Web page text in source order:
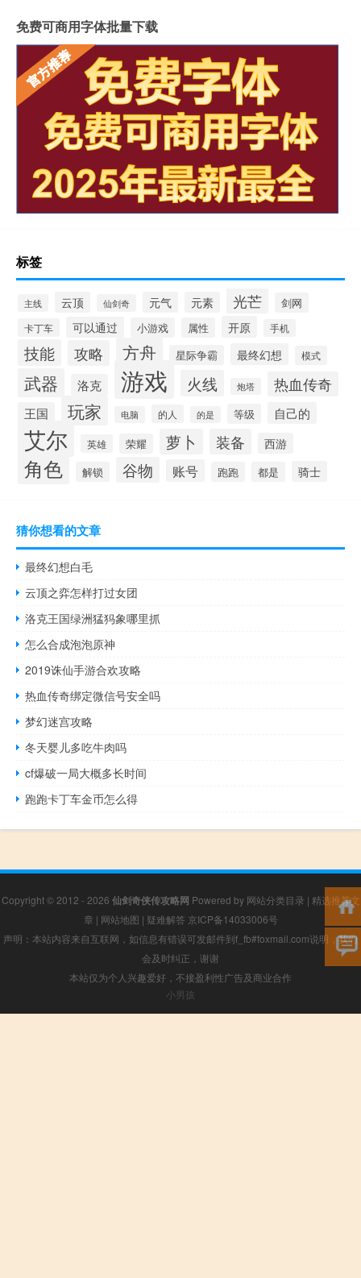
免费可商用字体批量下载
标签
主线 云顶 仙剑奇 元气 元素 光芒 剑网
卡丁车 可以通过 小游戏 属性 开原 手机
技能 攻略 方舟 星际争霸 最终幻想 模式
武器 洛克 游戏 火线 炮塔 热血传奇
王国 玩家 电脑 的人 的是 等级 自己的
艾尔 英雄 荣耀 萝卜 装备 西游
角色 解锁 谷物 账号 跑跑 都是 骑士
猜你想看的文章
最终幻想白毛
云顶之弈怎样打过女团
洛克王国绿洲猛犸象哪里抓
怎么合成泡泡原神
2019诛仙手游合欢攻略
热血传奇绑定微信号安全吗
梦幻迷宫攻略
冬天婴儿多吃牛肉吗
cf爆破一局大概多长时间
跑跑卡丁车金币怎么得
Copyright © 2012 - 2026 仙剑奇侠传攻略网 Powered by 网站分类目录 | 精选推荐文
章 | 网站地图 | 疑难解答 京ICP备14033006号
声明：本站内容来自互联网，如信息有错误可发邮件到f_fb#foxmail.com说明，我们
会及时纠正，谢谢
本站仅为个人兴趣爱好，不接盈利性广告及商业合作
小男孩